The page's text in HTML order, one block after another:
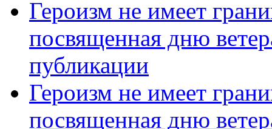
Героизм не имеет
посвященная дню
публикации
Героизм не имеет
посвященная дню